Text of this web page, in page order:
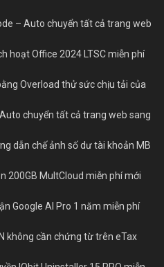
– Auto chuyển tất cả trang web
hoạt Office 2024 LTSC miễn phí
Overload thử sức chịu tải của
chuyển tất cả trang web sang
dẫn chế ảnh số dư tài khoản MB
200GB MultCloud miễn phí mới
Google AI Pro 1 năm miễn phí
không cần chứng từ trên eTax